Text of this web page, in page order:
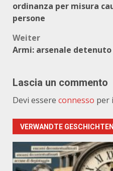
ordinanza per misura
persone
Weiter
Armi: arsenale
Lascia un commento
Devi essere connesso per
VERWANDTE GESCHICHTEN